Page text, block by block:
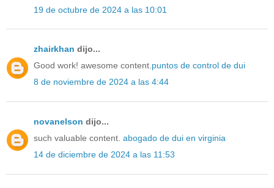
19 de octubre de 2024 a las 10:01
zhairkhan dijo...
Good work! awesome content.puntos de control de dui
8 de noviembre de 2024 a las 4:44
novanelson dijo...
such valuable content. abogado de dui en virginia
14 de diciembre de 2024 a las 11:53